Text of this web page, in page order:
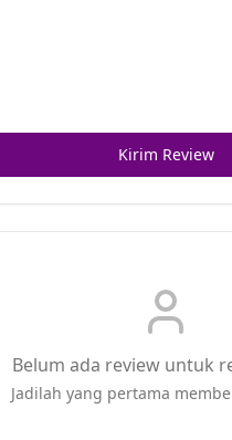
Kirim Review
Belum ada review untuk
Jadilah yang pertama